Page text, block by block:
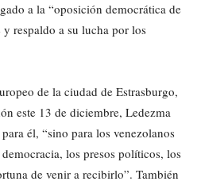
a la “oposición democrática de
respaldo a su lucha por los
de la ciudad de Estrasburgo,
este 13 de diciembre, Ledezma
él, “sino para los venezolanos
los presos políticos, los
de venir a recibirlo”. También